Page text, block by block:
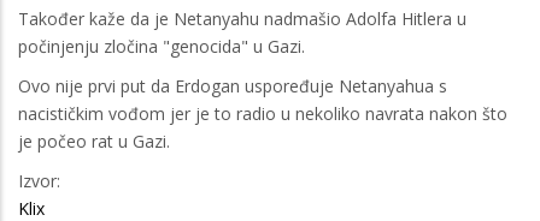
Također kaže da je Netanyahu nadmašio Adolfa Hitlera u
počinjenju zločina "genocida" u Gazi.
Ovo nije prvi put da Erdogan uspoređuje Netanyahua s
nacističkim vođom jer je to radio u nekoliko navrata nakon što
je počeo rat u Gazi.
Izvor:
Klix